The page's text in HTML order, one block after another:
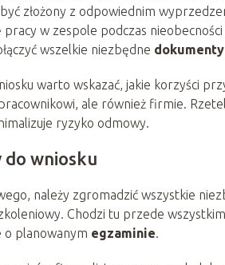
złożony z odpowiednim
w zespole podczas
wszelkie niezbędne dokumenty
warto wskazać, jakie korzyści
ale również firmie.
ryzyko odmowy.
wniosku
należy zgromadzić wszystkie
Chodzi tu przede
o planowanym egzaminie.